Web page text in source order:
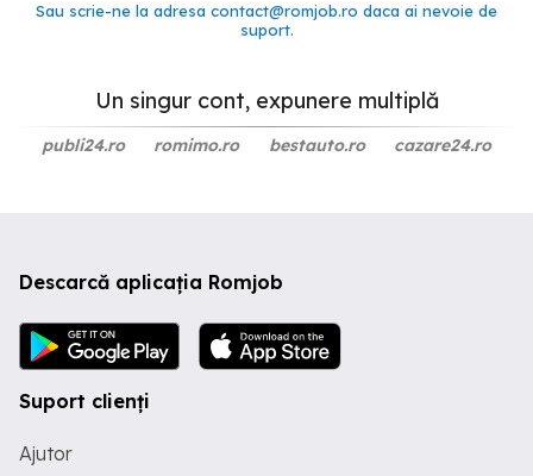
Sau scrie-ne la adresa contact@romjob.ro daca ai nevoie de
suport.
Un singur cont, expunere multiplă
publi24.ro romimo.ro bestauto.ro cazare24.ro
Descarcă aplicația Romjob
Suport clienți
Ajutor